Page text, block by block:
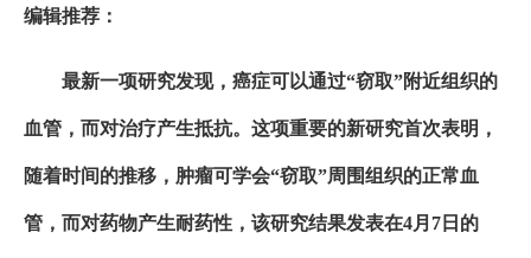
编辑推荐：
最新一项研究发现，癌症可以通过“窃取”附近组织的
血管，而对治疗产生抵抗。这项重要的新研究首次表明，
随着时间的推移，肿瘤可学会“窃取”周围组织的正常血
管，而对药物产生耐药性，该研究结果发表在4月7日的